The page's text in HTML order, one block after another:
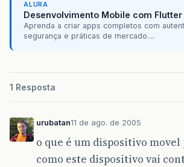
ALURA
Desenvolvimento Mobile com Flutter
Aprenda a criar apps completos com
segurança e práticas de mercado....
1 Resposta
urubatan11 de ago. de 2005
o que é um dispositivo movel
como este dispositivo vai